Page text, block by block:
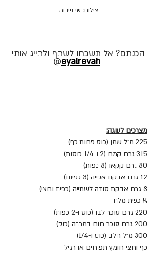
צילום: שי נייבורג
הכנתם? אל תשכחו לשתף ולתייג אותי
@eyalrevah
מצרכים לעוגה:
225 מ״ל שמן (כוס פחות כף)
315 גרם קמח (2 ו-1/4 כוסות)
80 גרם קקאו (8 כפות)
12 גרם אבקת אפייה (3 כפיות)
8 גרם אבקת סודה לשתייה (כפית וחצי)
¼ כפית מלח
220 גרם סוכר לבן (כוס ו-2 כפות)
200 גרם סוכר חום דמררה (כוס)
300 מ״ל חלב (כוס ו-1/4)
כף וחצי חומץ תפוחים או רגיל